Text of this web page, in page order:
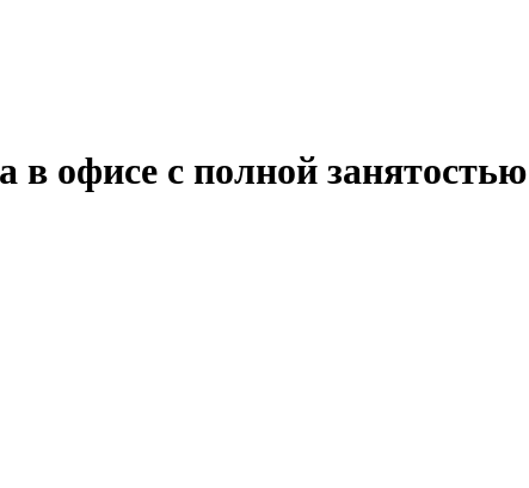
в офисе с полной